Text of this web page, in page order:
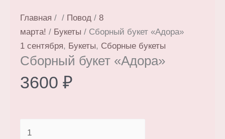
Главная / / Повод / 8
марта! / Букеты / Сборный букет «Адора»
1 сентября, Букеты, Сборные букеты
Сборный букет «Адора»
3600 ₽